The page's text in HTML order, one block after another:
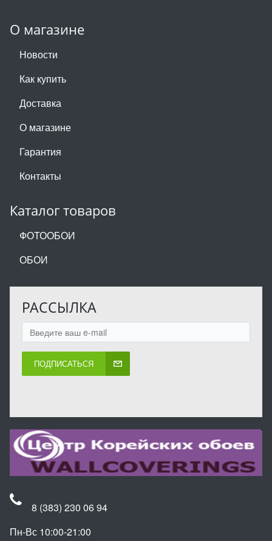
О магазине
Новости
Как купить
Доставка
О магазине
Гарантия
Контакты
Каталог товаров
ФОТООБОИ
ОБОИ
РАССЫЛКА
ПОДПИСАТЬСЯ
8 (383) 230 06 94
Пн-Вс 10:00-21:00